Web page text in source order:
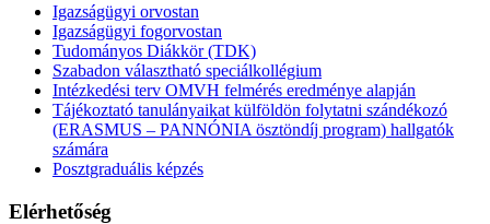
Igazságügyi orvostan
Igazságügyi fogorvostan
Tudományos Diákkör (TDK)
Szabadon választható speciálkollégium
Intézkedési terv OMVH felmérés eredménye alapján
Tájékoztató tanulányaikat külföldön folytatni szándékozó
(ERASMUS – PANNÓNIA ösztöndíj program) hallgatók
számára
Posztgraduális képzés
Elérhetőség